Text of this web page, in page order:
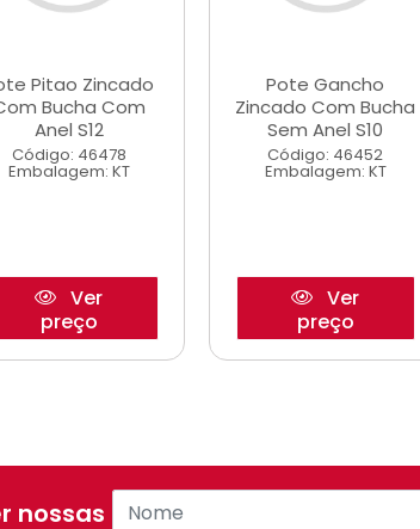
Pitao Zincado
Bucha Com
Anel S12
Código: 46478
Embalagem: KT
Ver
preço
Pote Gancho
Zincado Com Bucha
Sem Anel S10
Código: 46452
Embalagem: KT
Ver
preço
ofertas!